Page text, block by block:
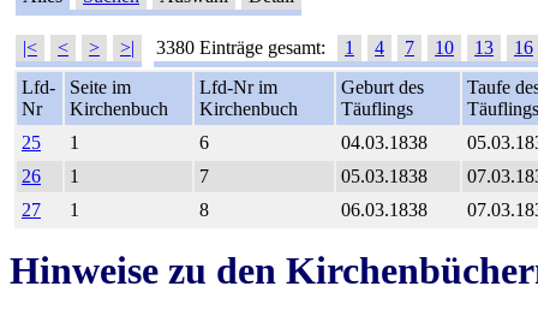
|< < > >| 3380 Einträge gesamt: 1 4 7 10 13
16
Lfd-
Nr
Seite im
Kirchenbuch
Lfd-Nr im
Kirchenbuch
Geburt des
Täuflings
Taufe
Täuflings
25
1 6 04.03.1838
26
1 7 05.03.1838
27
1 8 06.03.1838
Hinweise zu den